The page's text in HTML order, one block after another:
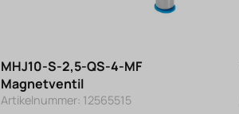
MHJ10-S-2,5-QS-4-MF
Magnetventil
Artikelnummer: 12565515